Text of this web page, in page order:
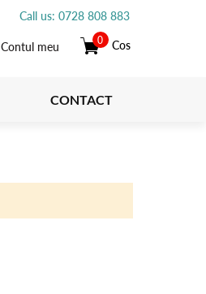
Cos
0
Contul meu
Call us: 0728 808 883
CONTACT